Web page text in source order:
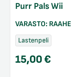
Purr Pals Wii
VARASTO: RAAHE
Lastenpeli
15,00€